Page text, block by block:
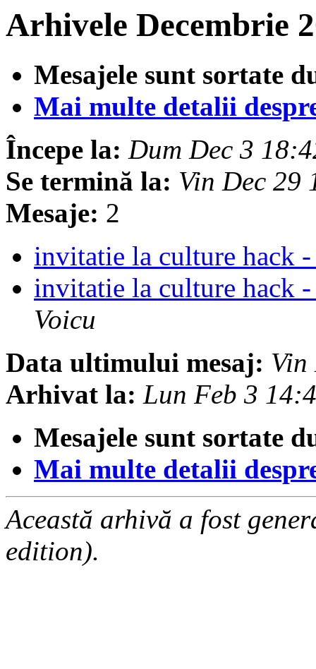
Arhivele Decembrie
Mesajele sunt sortate
Mai multe detalii
Începe la: Dum Dec 3
Se termină la: Vin Dec 29
Mesaje: 2
invitatie la culture hack
invitatie la culture hack
Voicu
Data ultimului mesaj: Vin
Arhivat la: Lun Feb 3
Mesajele sunt sortate
Mai multe detalii
Această arhivă a fost
edition).